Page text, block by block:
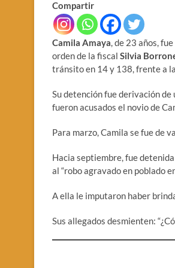
Compartir
Camila Amaya, de 23 años,
orden de la fiscal Silvia
tránsito en 14 y 138, frente a
Su detención fue derivación
fueron acusados el novio de
Para marzo, Camila se fue de
Hacia septiembre, fue
al “robo agravado en poblado
A ella le imputaron haber
Sus allegados desmienten: